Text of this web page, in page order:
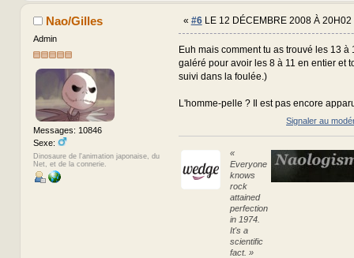
Nao/Gilles
Admin
Messages: 10846
Sexe:
Dinosaure de l'animation japonaise, du
Net, et de la connerie.
« #6LE 12 DÉCEMBRE 2008 À 20H02
Euh mais comment tu as trouvé les 13 à
galéré pour avoir les 8 à 11 en entier et
suivi dans la foulée.)
L'homme-pelle ? Il est pas encore
Signaler au
«
Everyone
knows
rock
attained
perfection
in 1974.
It's a
scientific
fact. »